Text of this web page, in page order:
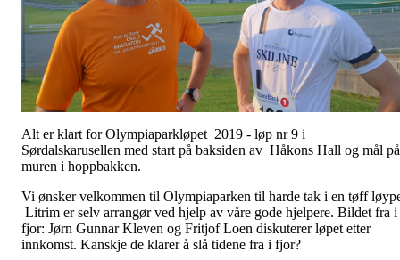
Alt er klart for Olympiaparkløpet 2019 - løp nr 9 i
Sørdalskarusellen med start på baksiden av Håkons Hall og mål på
muren i hoppbakken.
Vi ønsker velkommen til Olympiaparken til harde tak i en tøff
Litrim er selv arrangør ved hjelp av våre gode hjelpere. Bildet fra i
fjor: Jørn Gunnar Kleven og Fritjof Loen diskuterer løpet etter
innkomst. Kanskje de klarer å slå tidene fra i fjor?